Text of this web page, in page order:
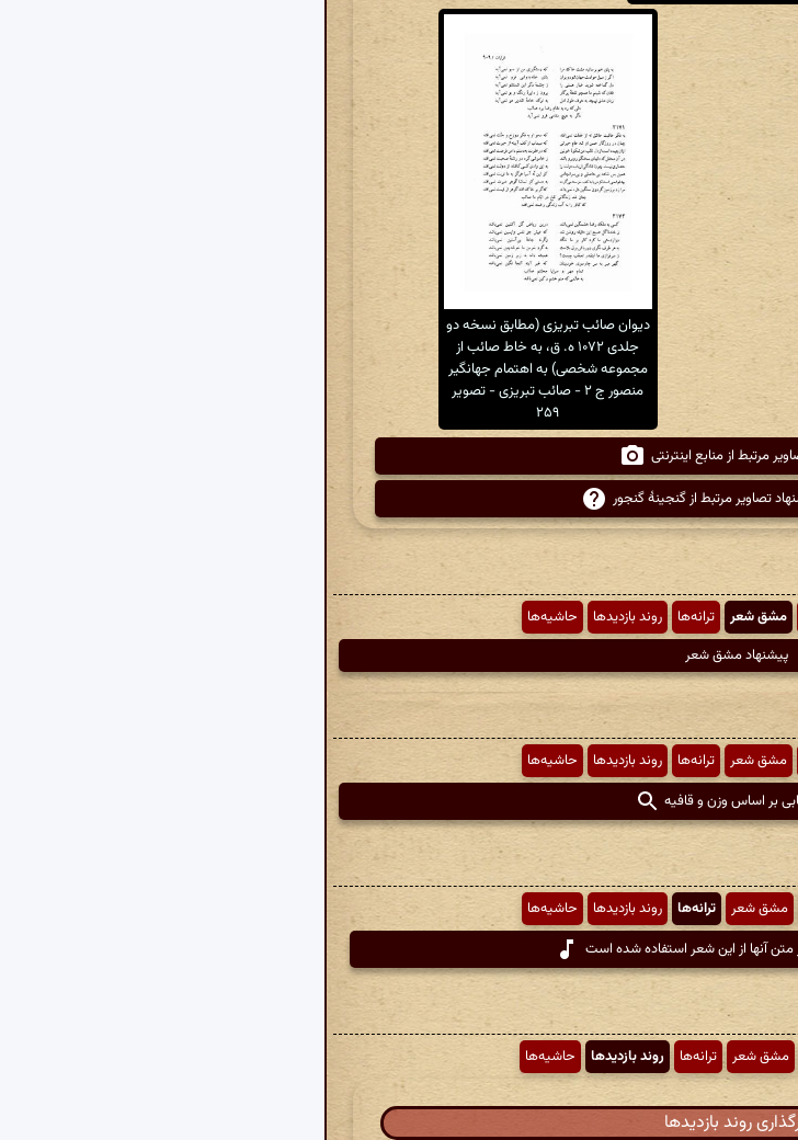
دیوان صائب تبریزی (مطابق نسخه دو
جلدی ۱۰۷۲ ه. ق، به خاط صائب از
مجموعه شخصی) به اهتمام جهانگیر
منصور ج ۲ - صائب تبریزی - تصویر
۲۵۹
مرتبط از منابع اینترنتی
تصاویر مرتبط از گنجینهٔ گنجور
مشق شعر ترانه‌ها روند بازدیدها
حاشیه‌ها
پیشنهاد مشق شعر
مشق شعر ترانه‌ها روند بازدیدها
حاشیه‌ها
بر اساس وزن و قافیه
مشق شعر ترانه‌ها روند بازدیدها
حاشیه‌ها
متن آنها از این شعر استفاده شده است
مشق شعر ترانه‌ها روند بازدیدها حاشیه‌ها
روند بازدیدها